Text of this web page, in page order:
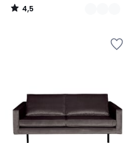
4,5
/